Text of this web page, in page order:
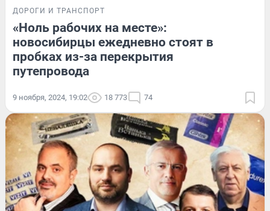
ДОРОГИ И ТРАНСПОРТ
«Ноль рабочих на месте»:
новосибирцы ежедневно стоят в
пробках из-за перекрытия
путепровода
9 ноября, 2024, 19:02 18 773 74